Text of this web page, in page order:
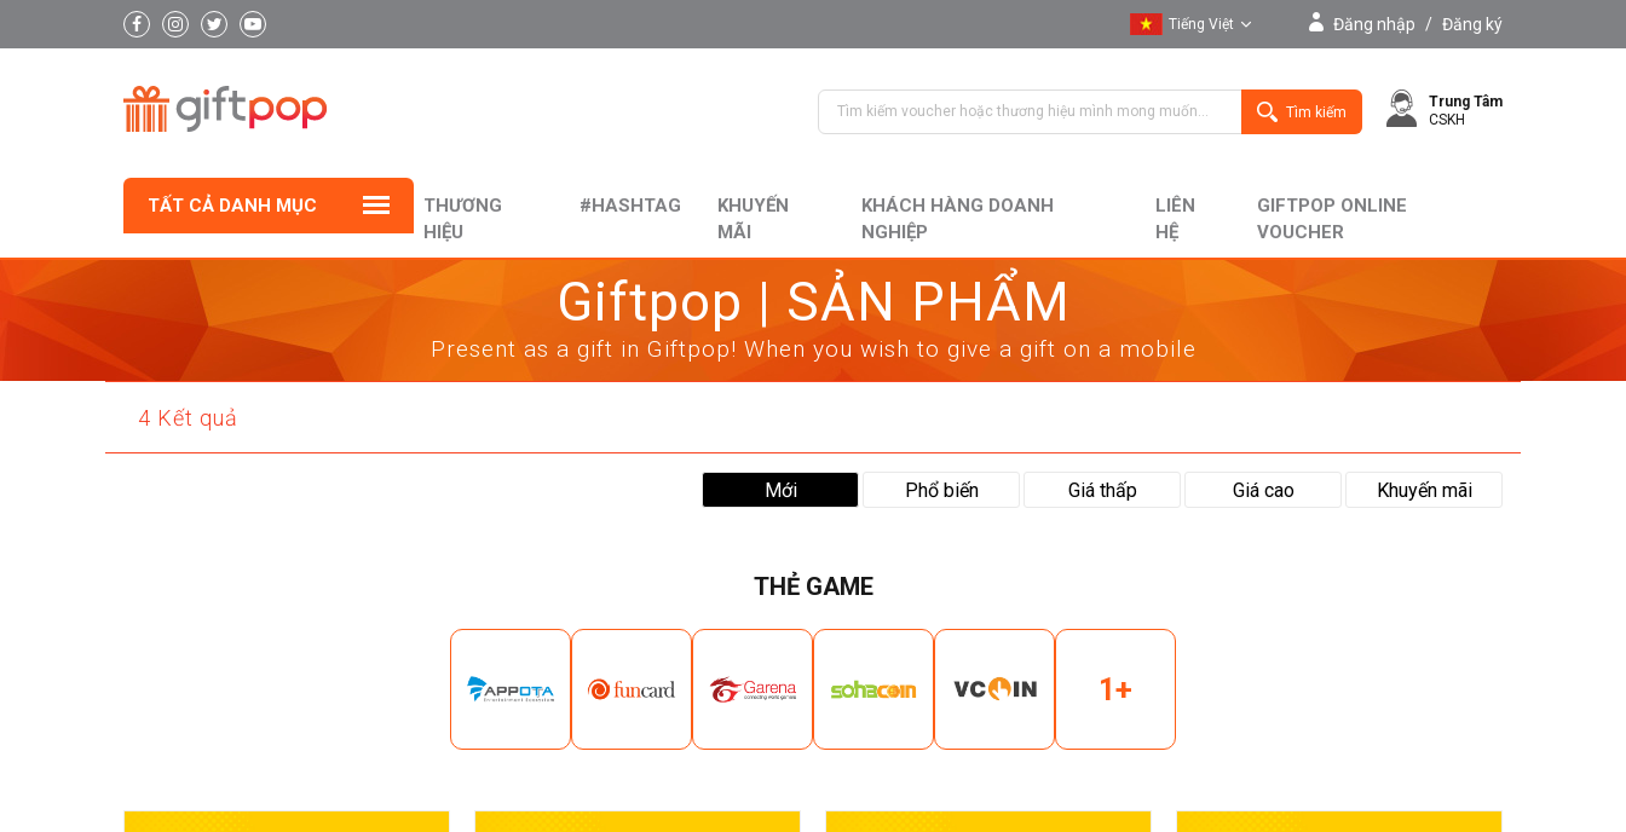
Tiếng Việt
English
Đăng nhập / Đăng ký
Tìm kiếm
Trung Tâm
CSKH
TẤT CẢ DANH MỤC
THƯƠNG
HIỆU
#HASHTAG
KHUYẾN
MÃI
KHÁCH HÀNG DOANH
NGHIỆP
LIÊN
HỆ
GIFTPOP ONLINE
VOUCHER
Giftpop | SẢN PHẨM
Present as a gift in Giftpop! When you wish to give a gift on a mobile
4 Kết quả
Mới Phổ biến Giá thấp Giá cao Khuyến mãi
THẺ GAME
1+